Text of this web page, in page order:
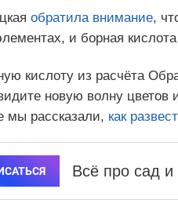
обратила внимание,
и борная
кислоту из расчёта
новую волну цветов
мы рассказали, как
Всё про сад и